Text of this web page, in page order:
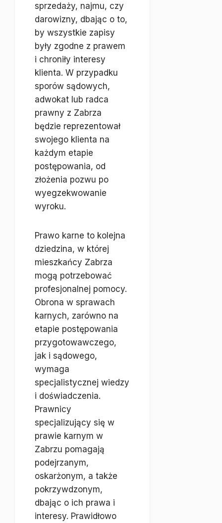
sprzedaży, najmu, czy
darowizny, dbając o to,
by wszystkie zapisy
były zgodne z prawem
i chroniły interesy
klienta. W przypadku
sporów sądowych,
adwokat lub radca
prawny z Zabrza
będzie reprezentował
swojego klienta na
każdym etapie
postępowania, od
złożenia pozwu po
wyegzekwowanie
wyroku.
Prawo karne to kolejna
dziedzina, w której
mieszkańcy Zabrza
mogą potrzebować
profesjonalnej pomocy.
Obrona w sprawach
karnych, zarówno na
etapie postępowania
przygotowawczego,
jak i sądowego,
wymaga
specjalistycznej wiedzy
i doświadczenia.
Prawnicy
specjalizujący się w
prawie karnym w
Zabrzu pomagają
podejrzanym,
oskarżonym, a także
pokrzywdzonym,
dbając o ich prawa i
interesy. Prawidłowo